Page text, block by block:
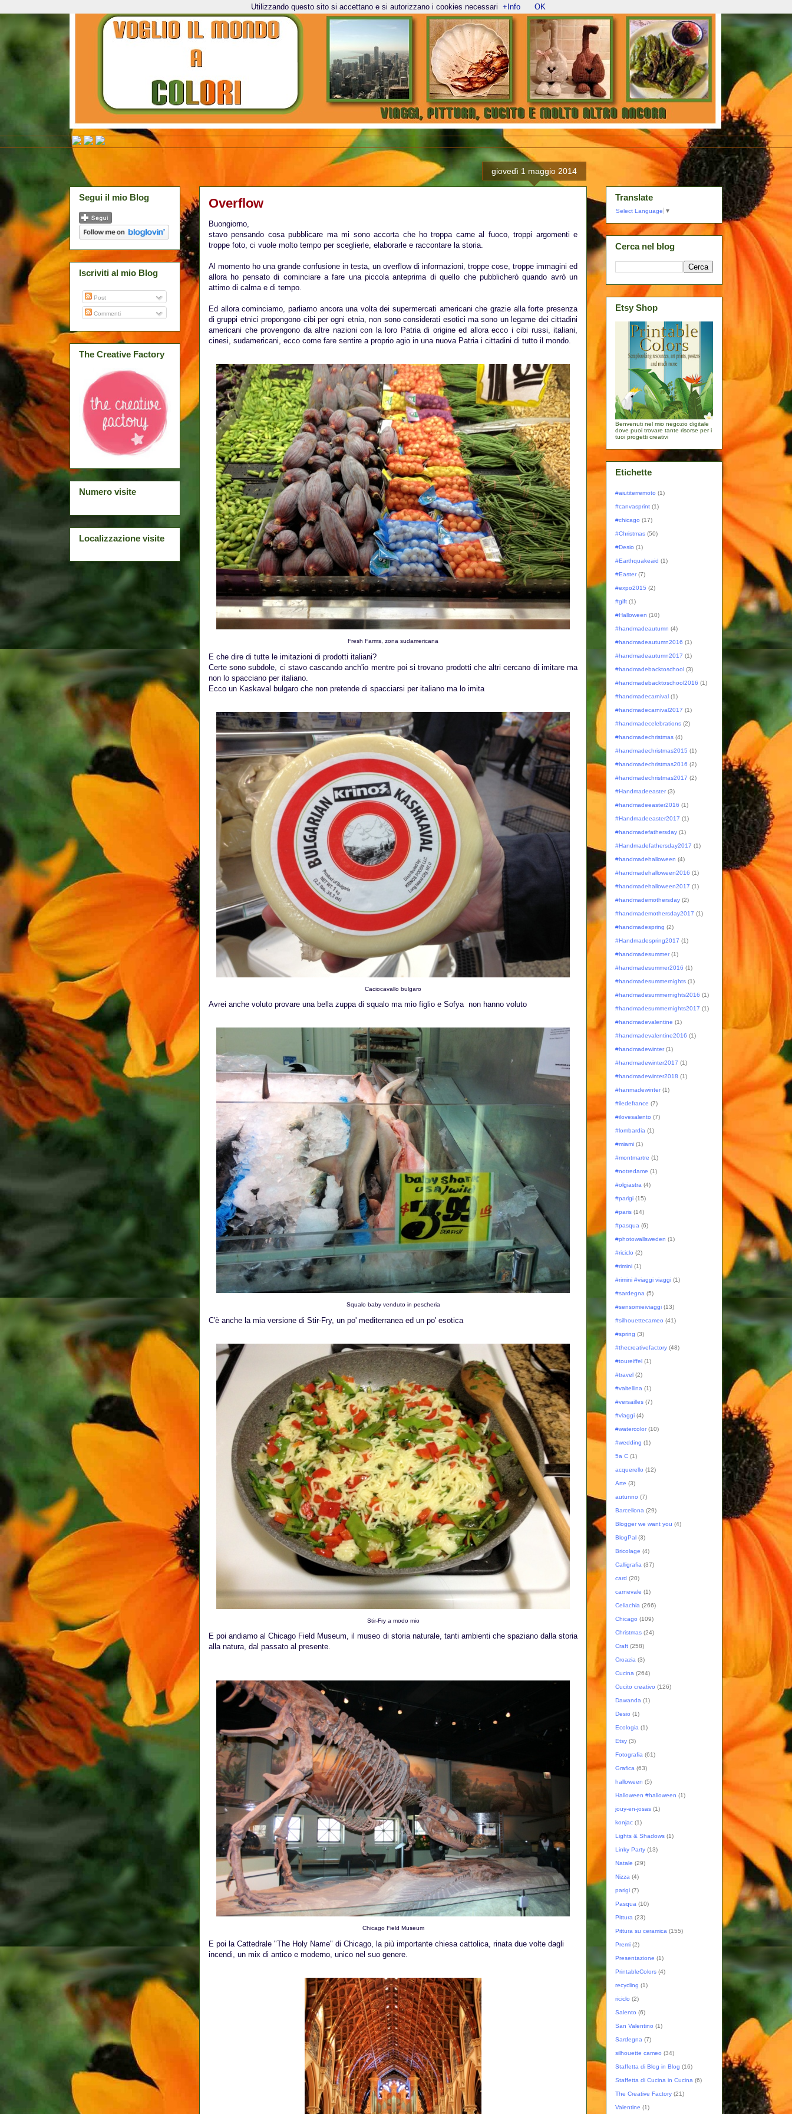
giovedì 1 maggio 2014
Overflow
Buongiorno,
stavo pensando cosa pubblicare ma mi sono accorta che ho troppa carne al fuoco, troppi argomenti e
troppe foto, ci vuole molto tempo per sceglierle, elaborarle e raccontare la storia.
Al momento ho una grande confusione in testa, un overflow di informazioni, troppe cose, troppe immagini ed
allora ho pensato di cominciare a fare una piccola anteprima di quello che pubblicherò quando avrò un
attimo di calma e di tempo.
Ed allora cominciamo, parliamo ancora una volta dei supermercati americani che grazie alla forte presenza
di gruppi etnici propongono cibi per ogni etnia, non sono considerati esotici ma sono un legame dei cittadini
americani che provengono da altre nazioni con la loro Patria di origine ed allora ecco i cibi russi, italiani,
cinesi, sudamericani, ecco come fare sentire a proprio agio in una nuova Patria i cittadini di tutto il mondo.
Fresh Farms, zona sudamericana
E che dire di tutte le imitazioni di prodotti italiani?
Certe sono subdole, ci stavo cascando anch'io mentre poi si trovano prodotti che altri cercano di imitare ma
non lo spacciano per italiano.
Ecco un Kaskaval bulgaro che non pretende di spacciarsi per italiano ma lo imita
Caciocavallo bulgaro
Avrei anche voluto provare una bella zuppa di squalo ma mio figlio e Sofya non hanno voluto
Squalo baby venduto in pescheria
C'è anche la mia versione di Stir-Fry, un po' mediterranea ed un po' esotica
Stir-Fry a modo mio
E poi andiamo al Chicago Field Museum, il museo di storia naturale, tanti ambienti che spaziano dalla storia
alla natura, dal passato al presente.
Chicago Field Museum
E poi la Cattedrale "The Holy Name" di Chicago, la più importante chiesa cattolica, rinata due volte dagli
incendi, un mix di antico e moderno, unico nel suo genere.
Segui il mio Blog
Iscriviti al mio Blog
Post
Commenti
The Creative Factory
Numero visite
Localizzazione visite
Translate
Select Language ▼
Cerca nel blog
Etsy Shop
Benvenuti nel mio negozio digitale
dove puoi trovare tante risorse per i
tuoi progetti creativi
Etichette
#aiutiterremoto (1)
#canvasprint (1)
#chicago (17)
#Christmas (50)
#Desio (1)
#Earthquakeaid (1)
#Easter (7)
#expo2015 (2)
#gift (1)
#Halloween (10)
#handmadeautumn (4)
#handmadeautumn2016 (1)
#handmadeautumn2017 (1)
#handmadebacktoschool (3)
#handmadebacktoschool2016 (1)
#handmadecarnival (1)
#handmadecarnival2017 (1)
#handmadecelebrations (2)
#handmadechristmas (4)
#handmadechristmas2015 (1)
#handmadechristmas2016 (2)
#handmadechristmas2017 (2)
#Handmadeeaster (3)
#handmadeeaster2016 (1)
#Handmadeeaster2017 (1)
#handmadefathersday (1)
#Handmadefathersday2017 (1)
#handmadehalloween (4)
#handmadehalloween2016 (1)
#handmadehalloween2017 (1)
#handmademothersday (2)
#handmademothersday2017 (1)
#handmadespring (2)
#Handmadespring2017 (1)
#handmadesummer (1)
#handmadesummer2016 (1)
#handmadesummernights (1)
#handmadesummernights2016 (1)
#handmadesummernights2017 (1)
#handmadevalentine (1)
#handmadevalentine2016 (1)
#handmadewinter (1)
#handmadewinter2017 (1)
#handmadewinter2018 (1)
#hanmadewinter (1)
#iledefrance (7)
#ilovesalento (7)
#lombardia (1)
#miami (1)
#montmartre (1)
#notredame (1)
#olgiastra (4)
#parigi (15)
#paris (14)
#pasqua (6)
#photowallsweden (1)
#riciclo (2)
#rimini (1)
#rimini #viaggi viaggi (1)
#sardegna (5)
#sensomieiviaggi (13)
#silhouettecameo (41)
#spring (3)
#thecreativefactory (48)
#toureiffel (1)
#travel (2)
#valtellina (1)
#versailles (7)
#viaggi (4)
#watercolor (10)
#wedding (1)
5a C (1)
acquerello (12)
Arte (3)
autunno (7)
Barcellona (29)
Blogger we want you (4)
BlogPal (3)
Bricolage (4)
Calligrafia (37)
card (20)
carnevale (1)
Celiachia (266)
Chicago (109)
Christmas (24)
Craft (258)
Croazia (3)
Cucina (264)
Cucito creativo (126)
Dawanda (1)
Desio (1)
Ecologia (1)
Etsy (3)
Fotografia (61)
Grafica (63)
halloween (5)
Halloween #halloween (1)
jouy-en-josas (1)
konjac (1)
Lights & Shadows (1)
Linky Party (13)
Natale (29)
Nizza (4)
parigi (7)
Pasqua (10)
Pittura (23)
Pittura su ceramica (155)
Premi (2)
Presentazione (1)
PrintableColors (4)
recycling (1)
riciclo (2)
Salento (6)
San Valentino (1)
Sardegna (7)
silhouette cameo (34)
Staffetta di Blog in Blog (16)
Staffetta di Cucina in Cucina (6)
The Creative Factory (21)
Valentine (1)
Utilizzando questo sito si accettano e si autorizzano i cookies necessari +Info OK